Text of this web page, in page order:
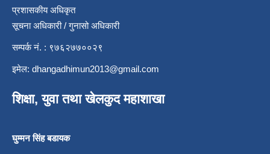
प्रशासकीय अधिकृत
सूचना अधिकारी / गुनासो अधिकारी
सम्पर्क नं. : ९७६२७७००२९
इमेल: dhangadhimun2013@gmail.com
शिक्षा, युवा तथा खेलकुद महाशाखा
घुम्मन सिंह बडायक